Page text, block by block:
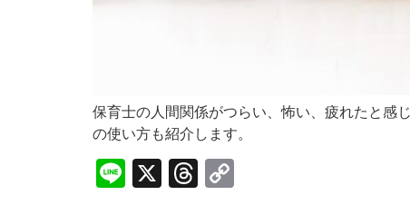
保育士の人間関係がつらい、怖い、疲れたと感
の使い方も紹介します。
Line
X Threads